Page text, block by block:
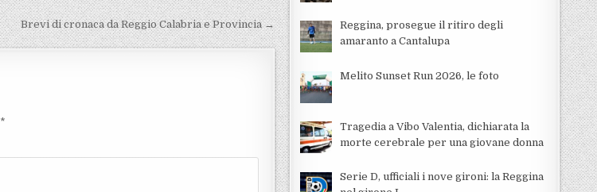
Brevi di cronaca da Reggio Calabria e Provincia →
*
Reggina, prosegue il ritiro degli
amaranto a Cantalupa
Melito Sunset Run 2026, le foto
Tragedia a Vibo Valentia, dichiarata la
morte cerebrale per una giovane donna
Serie D, ufficiali i nove gironi: la Reggina